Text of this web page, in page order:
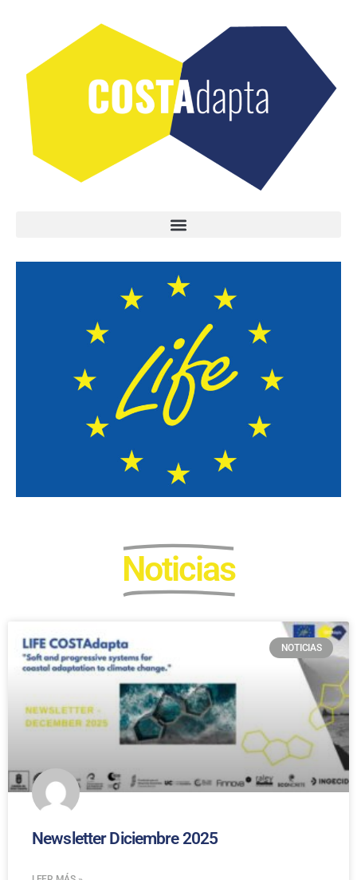
Noticias
NOTICIAS
Newsletter Diciembre 2025